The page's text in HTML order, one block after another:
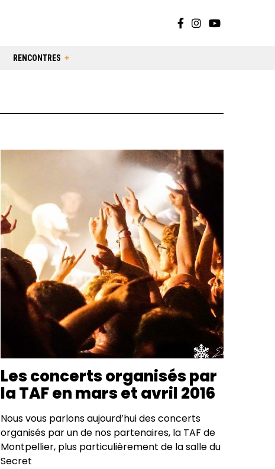
RENCONTRES
Les concerts organisés par
la TAF en mars et avril 2016
Nous vous parlons aujourd’hui des concerts
organisés par un de nos partenaires, la TAF de
Montpellier, plus particulièrement de la salle du
Secret